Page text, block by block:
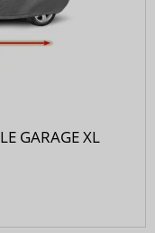
GARAGE XL